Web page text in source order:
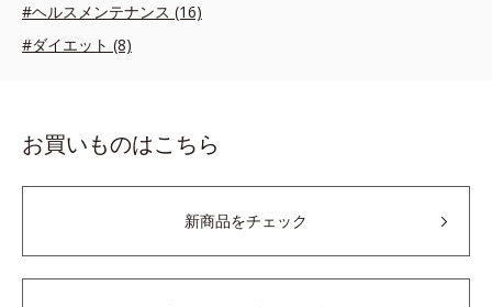
#ヘルスメンテナンス (16)
#ダイエット (8)
お買いものはこちら
新商品をチェック